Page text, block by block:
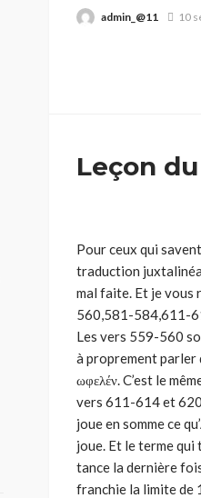
admin_@11 10
Leçon
Pour ceux qui
traduction
mal faite. Et je
560,581-584,611-
Les vers 559-560
à propre­ment parler
ωφελέν. C’est le
vers 611-614 et
joue en somme ce
joue. Et le terme qui
tance la dernière
franchie la limite de